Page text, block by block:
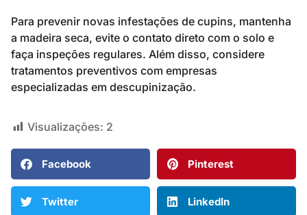
Para prevenir novas infestações de cupins, mantenha
a madeira seca, evite o contato direto com o solo e
faça inspeções regulares. Além disso, considere
tratamentos preventivos com empresas
especializadas em descupinização.
Visualizações: 2
Facebook Pinterest
Twitter LinkedIn